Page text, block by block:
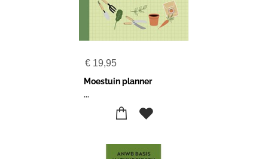
€ 19,95
Moestuin planner
...